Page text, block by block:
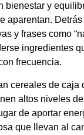
bienestar y
aparentan. Detrás
y frases como
ingredientes
frecuencia.
cereales de caja
altos niveles
de aportar
que llevan al